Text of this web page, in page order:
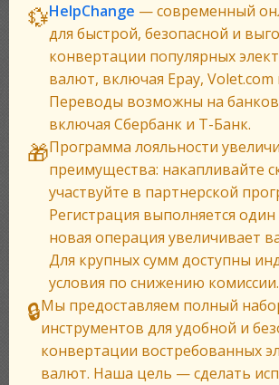
💱HelpChange — современный
для быстрой, безопасной и
конвертации популярных
валют, включая Epay, Volet.com
Переводы возможны на
включая Сбербанк и Т-Банк.
🎁Программа лояльности
преимущества: накапливайте
участвуйте в партнерской
Регистрация выполняется
новая операция увеличивает
Для крупных сумм доступны
условия по снижению комиссии.
🔒Мы предоставляем полный
инструментов для удобной и
конвертации востребованных
валют. Наша цель — сделать